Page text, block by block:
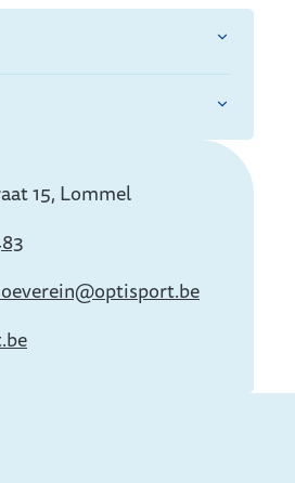
15, Lommel
optisport.be